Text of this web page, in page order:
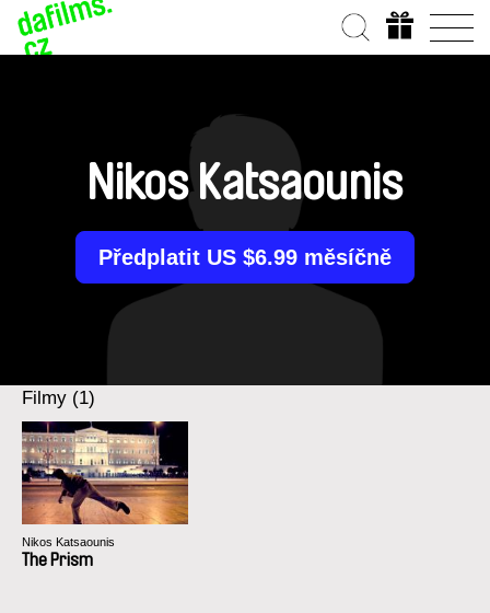
Nikos Katsaounis
Předplatit US $6.99 měsíčně
Filmy (1)
Nikos Katsaounis
The Prism